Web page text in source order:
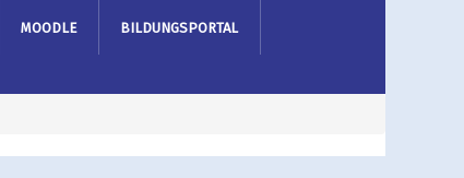
MOODLE BILDUNGSPORTAL